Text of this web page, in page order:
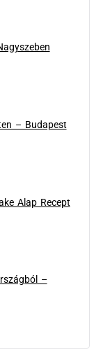
– Budapest
Alap Recept
–